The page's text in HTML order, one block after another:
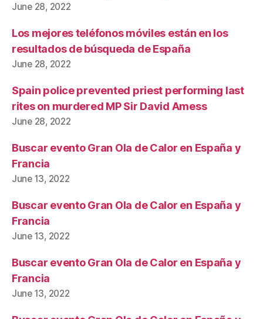
June 28, 2022
Los mejores teléfonos móviles están en los
resultados de búsqueda de España
June 28, 2022
Spain police prevented priest performing last
rites on murdered MP Sir David Amess
June 28, 2022
Buscar evento Gran Ola de Calor en España y
Francia
June 13, 2022
Buscar evento Gran Ola de Calor en España y
Francia
June 13, 2022
Buscar evento Gran Ola de Calor en España y
Francia
June 13, 2022